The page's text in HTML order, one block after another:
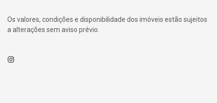
Os valores, condições e disponibilidade dos imóveis estão sujeitos
a alterações sem aviso prévio.
Instagram